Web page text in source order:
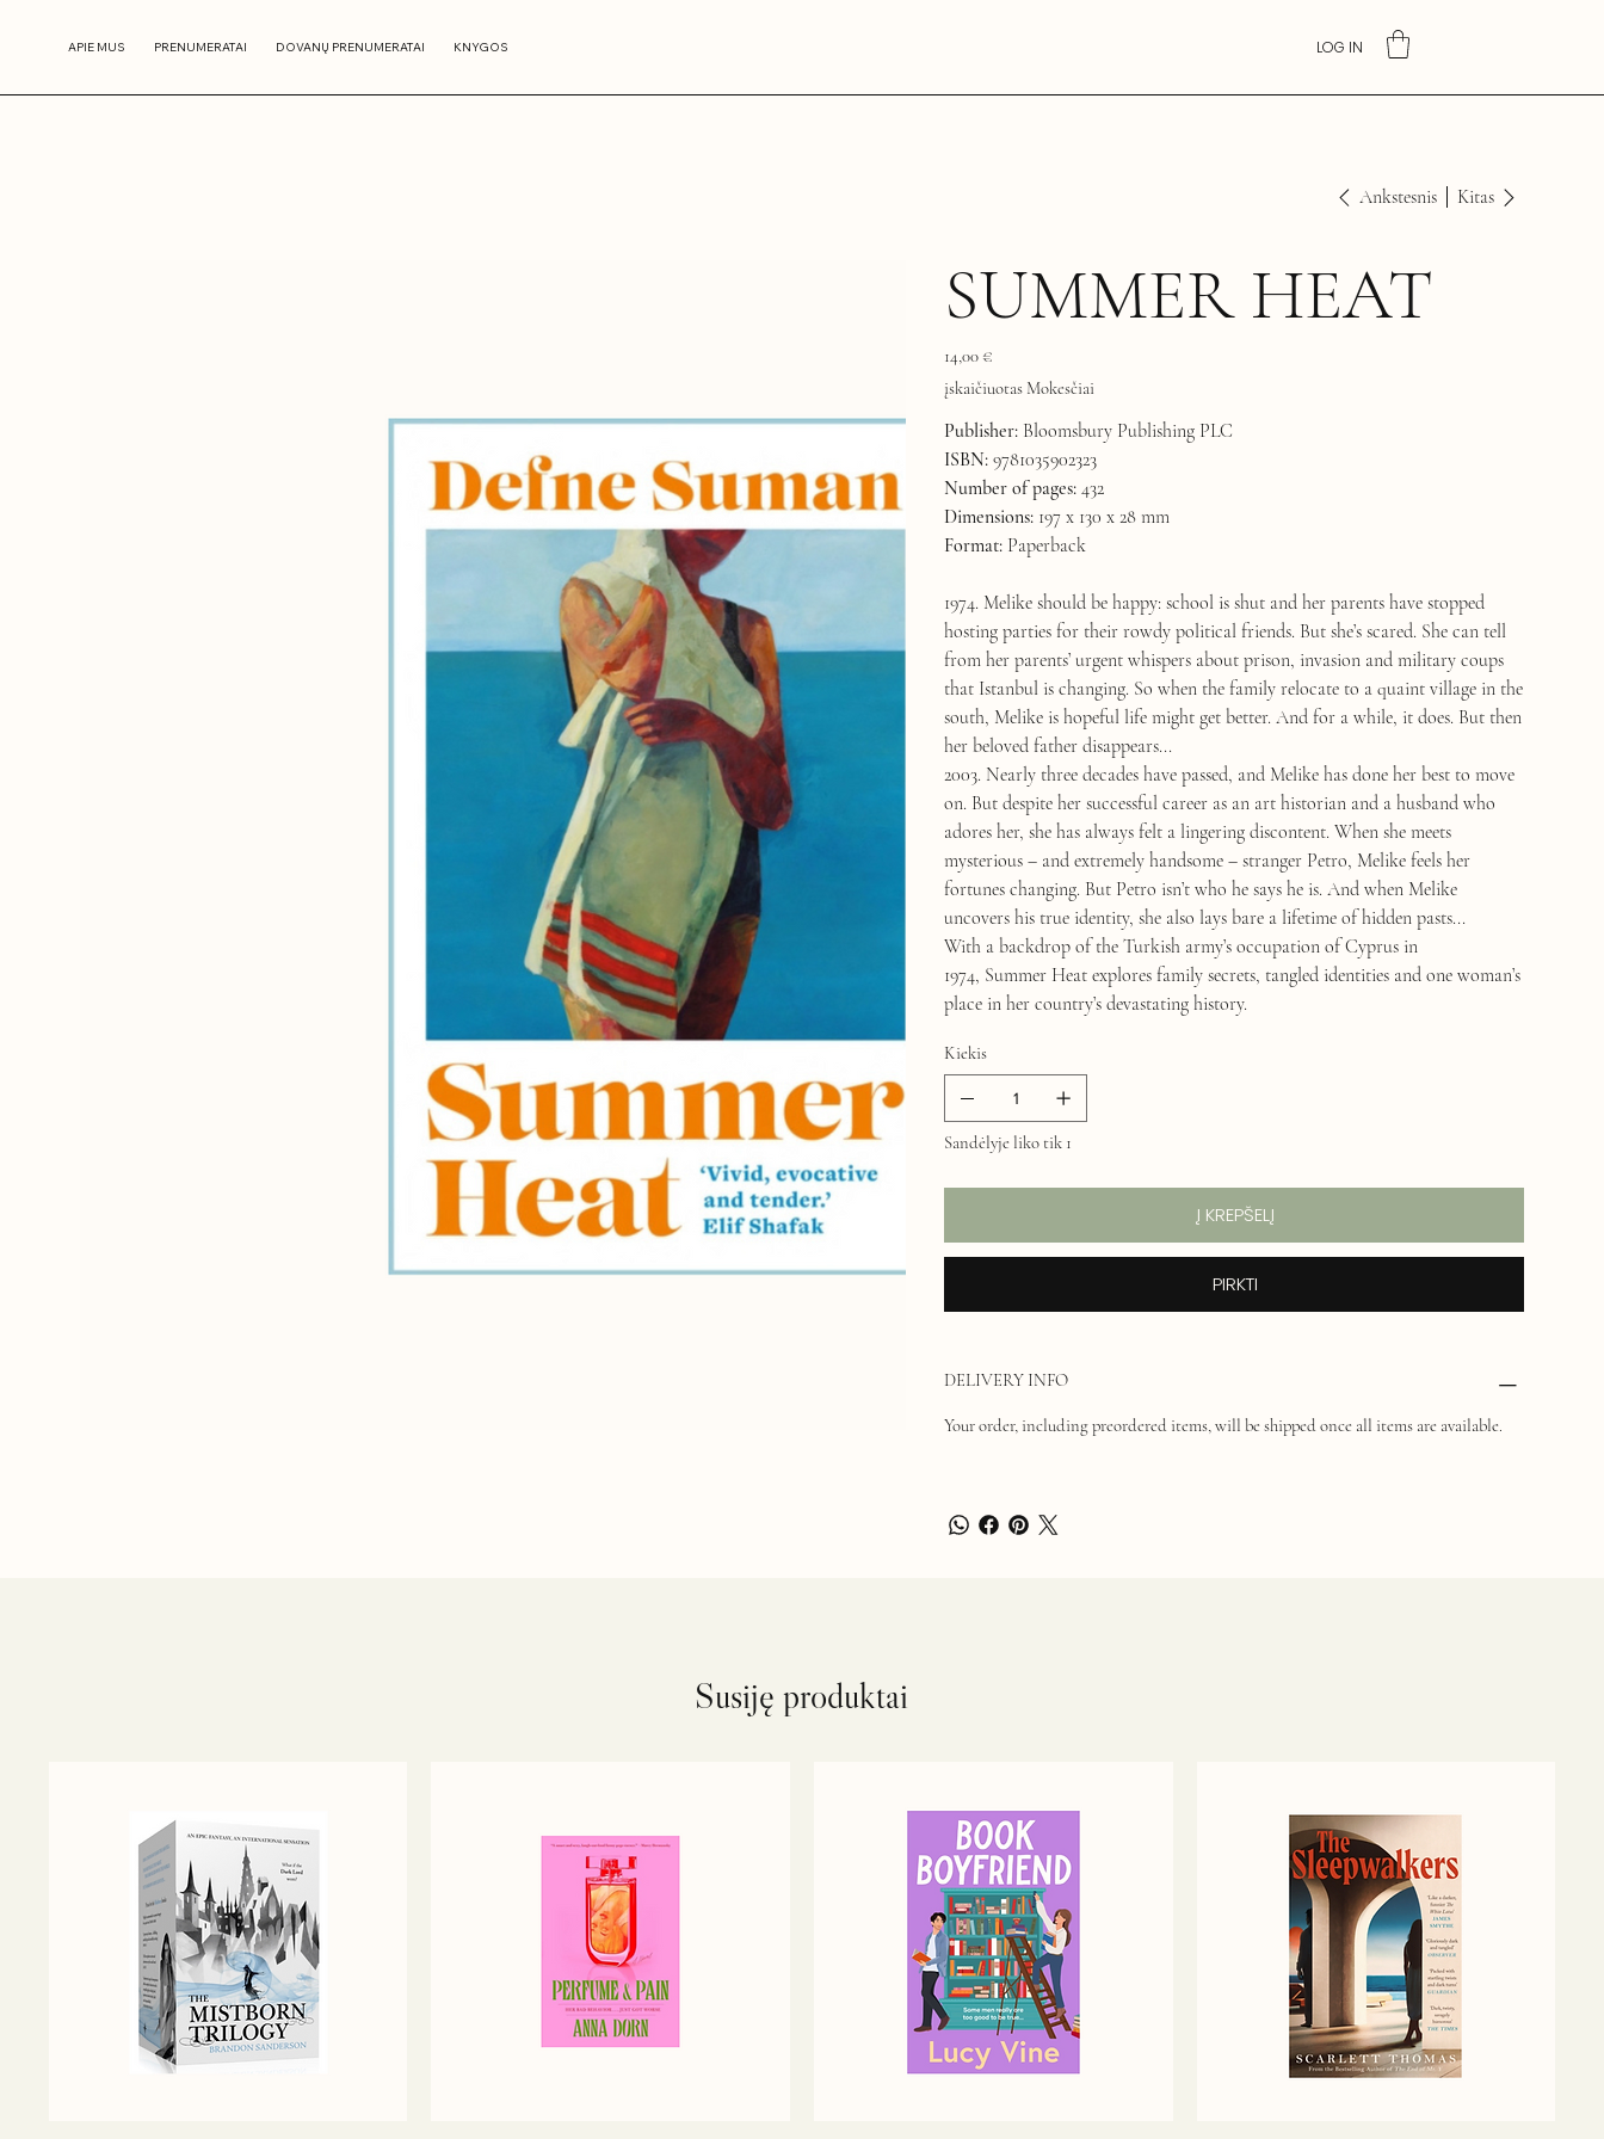
APIE MUS PRENUMERATAI DOVANŲ PRENUMERATAI KNYGOS LOG IN
Ankstesnis Kitas
SUMMER HEAT
14,00 €
įskaičiuotas Mokesčiai
Publisher: Bloomsbury Publishing PLC
ISBN: 9781035902323
Number of pages: 432
Dimensions: 197 x 130 x 28 mm
Format: Paperback
1974. Melike should be happy: school is shut and her parents have stopped
hosting parties for their rowdy political friends. But she’s scared. She can tell
from her parents’ urgent whispers about prison, invasion and military coups
that Istanbul is changing. So when the family relocate to a quaint village in the
south, Melike is hopeful life might get better. And for a while, it does. But then
her beloved father disappears...
2003. Nearly three decades have passed, and Melike has done her best to move
on. But despite her successful career as an art historian and a husband who
adores her, she has always felt a lingering discontent. When she meets
mysterious – and extremely handsome – stranger Petro, Melike feels her
fortunes changing. But Petro isn’t who he says he is. And when Melike
uncovers his true identity, she also lays bare a lifetime of hidden pasts...
With a backdrop of the Turkish army’s occupation of Cyprus in
1974, Summer Heat explores family secrets, tangled identities and one woman’s
place in her country’s devastating history.
Kiekis
Sandėlyje liko tik 1
Į KREPŠELĮ
PIRKTI
DELIVERY INFO
Your order, including preordered items, will be shipped once all items are available.
Susiję produktai